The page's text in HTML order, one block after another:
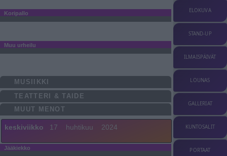
Koripallo
Muu urheilu
MUSIIKKI
TEATTERI & TAIDE
MUUT MENOT
keskiviikko 17 huhtikuu 2024
Jääkiekko
ELOKUVA
STAND-UP
ILMAISPÄIVÄT
LOUNAS
GALLERIAT
KUNTOSALIT
PORTAAT